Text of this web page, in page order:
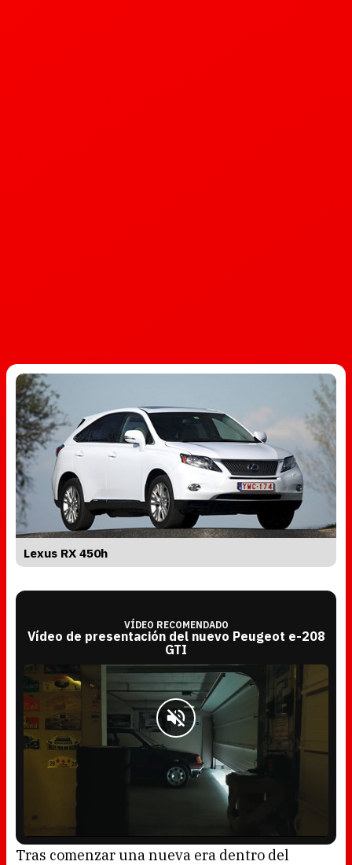
Lexus RX 450h
VÍDEO RECOMENDADO
Vídeo de presentación del nuevo Peugeot e-208
GTI
n
m
u
t
e
Tras comenzar una nueva era dentro del